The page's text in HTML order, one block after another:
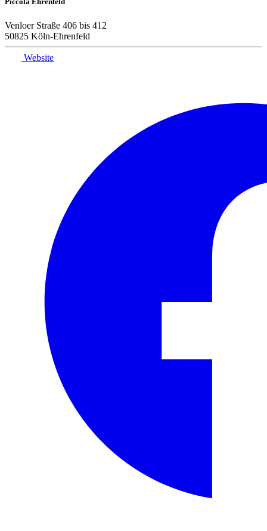
Venloer Straße 406 bis 412
50825 Köln-Ehrenfeld
Website